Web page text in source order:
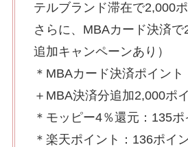
テルブランド滞在で2,000ポ
さらに、MBAカード決済で
追加キャンペーンあり）
＊MBAカード決済ポイント
＋MBA決済分追加2,000ポ
＊モッピー4％還元：135ポ
＊楽天ポイント：136ポイ